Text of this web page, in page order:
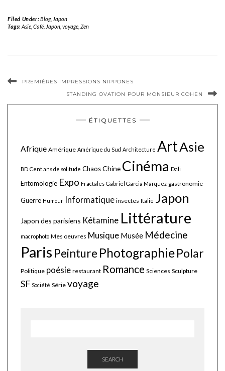
Filed Under:Blog, Japon
Tags: Asie, Café, Japon, voyage, Zen
PREMIÈRES IMPRESSIONS NIPPONES
STANDING OVATION POUR MONSIEUR COHEN
ÉTIQUETTES
Afrique Amérique Amérique du Sud Architecture ArtAsie
BD Cent ans de solitude ChaosChine Cinéma Dali
Entomologie Expo Fractales Gabriel Garcia Marquez gastronomie
Guerre Humour Informatique insectes Italie Japon
Japon des parisiens Kétamine Littérature
macrophoto Mes oeuvres Musique Musée Médecine
Paris Peinture PhotographiePolar
Politique poésie restaurant Romance Sciences Sculpture
SF Société Série voyage
SEARCH